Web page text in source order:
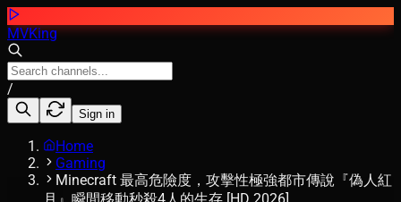
MVKing
/
Sign in
Home
Gaming
Minecraft 最高危險度，攻擊性極強都市傳說『偽人紅